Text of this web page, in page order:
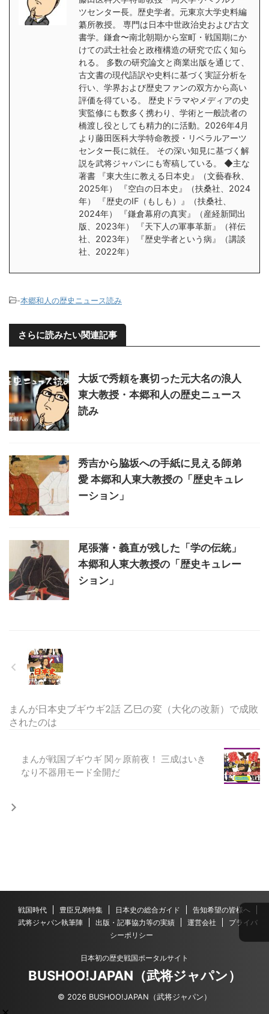
ツセンター長。歴史学者。元東京大学史料編
纂所教授。 専門は日本中世政治史および古文
書学。鎌倉〜南北朝期から室町・戦国期にか
けての武士社会と政権構造の研究で広く知ら
れる。 多数の研究論文と商業出版を通じて、
古文書の現代語訳や史料に基づく実証分析を
行い、学界および歴史ファンの双方から高い
評価を得ている。 歴史ドラマやメディアの史
実監修にも数多く携わり、学術と一般読者の
橋渡し役としても精力的に活動。2026年4月
より藤田医科大学特命教授・リベラルアーツ
センター長に就任。 その深い知見に基づく解
説を武将ジャパンにも寄稿している。 ◆主な
著書 『東大生に教える日本史』（文藝春秋、
2025年） 『空白の日本史』（扶桑社、2024
年） 『歴史のIF（もしも）』（扶桑社、
2024年） 『鎌倉幕府の真実』（産経新聞出
版、2023年） 『天下人の軍事革新』（祥伝
社、2023年） 『歴史学者という病』（講談
社、2022年）
-本郷和人の歴史ニュース読み
さらに読みたい関連記事
大坂で秀頼を裏切った元大名の浪人
東大教授・本郷和人の歴史ニュース
読み
秀吉から脇坂への手紙に見える師弟
愛 本郷和人東大教授の「歴史キュレ
ーション」
尾張藩・義直が残した「学の伝統」
本郷和人東大教授の「歴史キュレー
ション」
まんが日本史ブギウギ2話 乙巳の変（大化の改新）で成敗
されたのは
まんが戦国ブギウギ 関ヶ原前夜！ 三成はいき
なり不器用モード全開だ
戦国時代 豊臣兄弟特集 日本史の総合ガイド
告知希望の皆様へ
武将ジャパン執筆陣
出版・記事協力等の実績 運営会社
プライバ
シーポリシー
日本初の歴史戦国ポータルサイト
BUSHOO!JAPAN（武将ジャパン）
© 2026 BUSHOO!JAPAN（武将ジャパン）